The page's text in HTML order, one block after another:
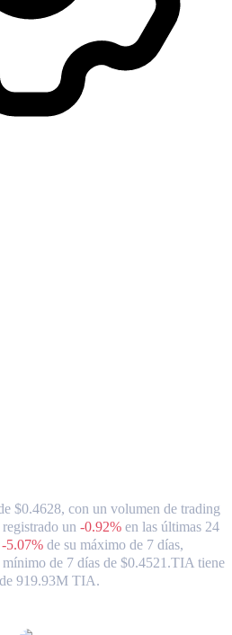
$0.4628, con un volumen de trading
un -0.92% en las últimas 24
-5.07% de su máximo de 7 días,
mínimo de 7 días de $0.4521.TIA tiene
919.93M TIA.